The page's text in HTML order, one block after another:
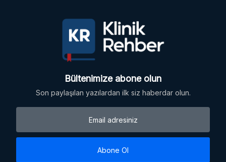
Bültenimize abone olun
Son paylaşılan yazılardan ilk siz haberdar olun.
Abone Ol